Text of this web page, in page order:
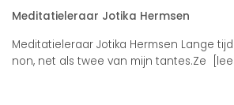
Meditatieleraar Jotika Hermsen
Meditatieleraar Jotika Hermsen Lange
non, net als twee van mijn tantes.Ze